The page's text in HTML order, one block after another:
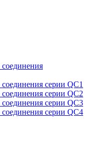
серии QC1
серии QC2
серии QC3
серии QC4